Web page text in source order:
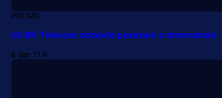
PROMO
Uz BH Telecom ostanite povezani s domovinom
6 dan 11 h